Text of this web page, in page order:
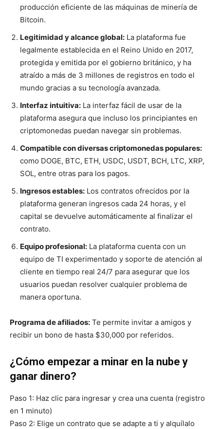
producción eficiente de las máquinas de minería de
Bitcoin.
Legitimidad y alcance global: La plataforma fue
legalmente establecida en el Reino Unido en 2017,
protegida y emitida por el gobierno británico, y ha
atraído a más de 3 millones de registros en todo el
mundo gracias a su tecnología avanzada.
Interfaz intuitiva: La interfaz fácil de usar de la
plataforma asegura que incluso los principiantes en
criptomonedas puedan navegar sin problemas.
Compatible con diversas criptomonedas populares:
como DOGE, BTC, ETH, USDC, USDT, BCH, LTC, XRP,
SOL, entre otras para los pagos.
Ingresos estables: Los contratos ofrecidos por la
plataforma generan ingresos cada 24 horas, y el
capital se devuelve automáticamente al finalizar el
contrato.
Equipo profesional: La plataforma cuenta con un
equipo de TI experimentado y soporte de atención al
cliente en tiempo real 24/7 para asegurar que los
usuarios puedan resolver cualquier problema de
manera oportuna.
Programa de afiliados: Te permite invitar a amigos y
recibir un bono de hasta $30,000 por referidos.
¿Cómo empezar a minar en la nube y
ganar dinero?
Paso 1: Haz clic para ingresar y crea una cuenta (registro
en 1 minuto)
Paso 2: Elige un contrato que se adapte a ti y alquílalo